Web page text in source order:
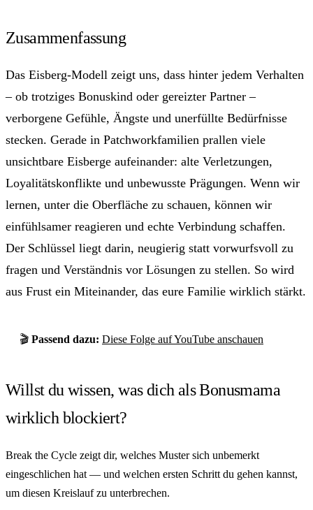
Zusammenfassung
Das Eisberg-Modell zeigt uns, dass hinter jedem Verhalten
– ob trotziges Bonuskind oder gereizter Partner –
verborgene Gefühle, Ängste und unerfüllte Bedürfnisse
stecken. Gerade in Patchworkfamilien prallen viele
unsichtbare Eisberge aufeinander: alte Verletzungen,
Loyalitätskonflikte und unbewusste Prägungen. Wenn wir
lernen, unter die Oberfläche zu schauen, können wir
einfühlsamer reagieren und echte Verbindung schaffen.
Der Schlüssel liegt darin, neugierig statt vorwurfsvoll zu
fragen und Verständnis vor Lösungen zu stellen. So wird
aus Frust ein Miteinander, das eure Familie wirklich stärkt.
🎬 Passend dazu: Diese Folge auf YouTube anschauen
Willst du wissen, was dich als Bonusmama
wirklich blockiert?
Break the Cycle zeigt dir, welches Muster sich unbemerkt
eingeschlichen hat — und welchen ersten Schritt du gehen kannst,
um diesen Kreislauf zu unterbrechen.